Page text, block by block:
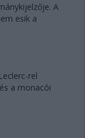
A
esik a
rel
a monacói